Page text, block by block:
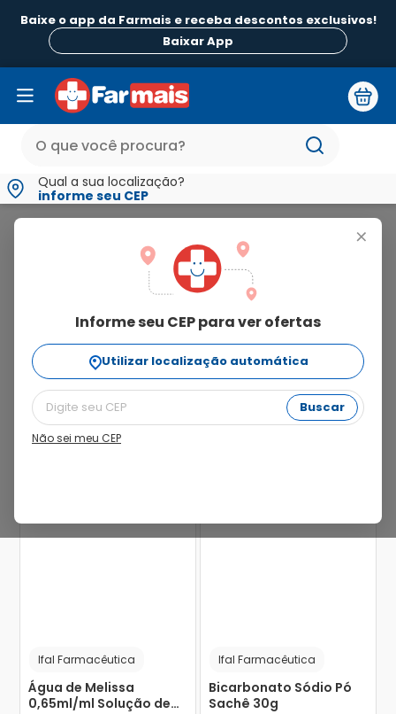
Baixe o app da Farmais e receba descontos exclusivos!
Baixar App
Qual a sua localização?
informe seu CEP
+
Informe seu CEP para ver ofertas
Utilizar localização automática
Buscar
Não sei meu CEP
ifal
farmacêutica
Ordenar Por
relevância
14%
Ifal Farmacêutica
Água de Melissa
0,65ml/ml Solução de
Ifal Farmacêutica
Bicarbonato Sódio Pó
Sachê 30g